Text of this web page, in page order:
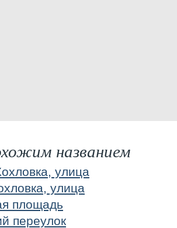
названием
улица
улица
площадь
переулок